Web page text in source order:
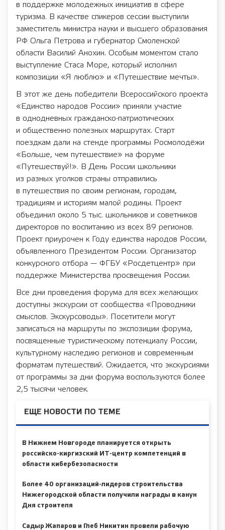
в поддержке молодежных инициатив в сфере
туризма. В качестве спикеров сессии выступили
заместитель министра науки и высшего образования
РФ Ольга Петрова и губернатор Смоленской
области Василий Анохин. Особым моментом стало
выступление Стаса Море, который исполнил
композиции «Я люблю» и «Путешествие мечты».
В этот же день победители Всероссийского проекта
«Единство народов России» приняли участие
в однодневных гражданско-патриотических
и общественно полезных маршрутах. Старт
поездкам дали на стенде программы Росмолодёжи
«Больше, чем путешествие» на форуме
«Путешествуй!». В День России школьники
из разных уголков страны отправились
в путешествия по своим регионам, городам,
традициям и историям малой родины. Проект
объединил около 5 тыс. школьников и советников
директоров по воспитанию из всех 89 регионов.
Проект приурочен к Году единства народов России,
объявленного Президентом России. Организатор
конкурсного отбора — ФГБУ «Росдетцентр» при
поддержке Министерства просвещения России.
Все дни проведения форума для всех желающих
доступны экскурсии от сообщества «Проводники
смыслов. Экскурсоводы». Посетители могут
записаться на маршруты по экспозиции форума,
посвященные туристическому потенциалу России,
культурному наследию регионов и современным
форматам путешествий. Ожидается, что экскурсиями
от программы за дни форума воспользуются более
2,5 тысячи человек.
ЕЩЕ НОВОСТИ ПО ТЕМЕ
В Нижнем Новгороде планируется открыть
российско-киргизский ИТ-центр компетенций в
области кибербезопасности
Более 40 организаций-лидеров строительства
Нижегородской области получили награды в канун
Дня строителя
Садыр Жапаров и Глеб Никитин провели рабочую